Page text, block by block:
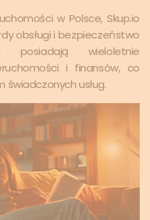
w Polsce, Skup.io
obsługi i bezpieczeństwo
posiadają wieloletnie
i finansów, co
świadczonych usług.